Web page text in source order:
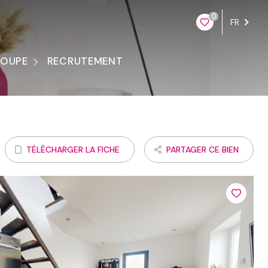
0
FR
RECRUTEMENT
TÉLÉCHARGER LA FICHE PARTAGER CE BIEN